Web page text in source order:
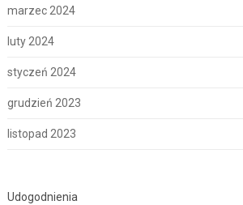
marzec 2024
luty 2024
styczeń 2024
grudzień 2023
listopad 2023
Udogodnienia